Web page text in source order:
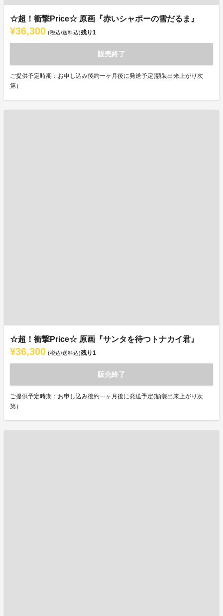
☆超！衝撃Price☆ 原画『赤いシャポーの雪だるま』
¥36,300 (税込/送料込)残り1
販売終了
ご提供予定時期：お申し込み後約一ヶ月後に発送予定(額装出来上がり次
第）
☆超！衝撃Price☆ 原画『サンタを待つトナカイ君』
¥36,300 (税込/送料込)残り1
販売終了
ご提供予定時期：お申し込み後約一ヶ月後に発送予定(額装出来上がり次
第）